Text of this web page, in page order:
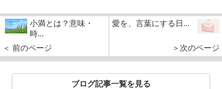
小満とは？意味・
時...
＜ 前のページ
愛を、言葉にする日...
＞次のページ
ブログ記事一覧を見る